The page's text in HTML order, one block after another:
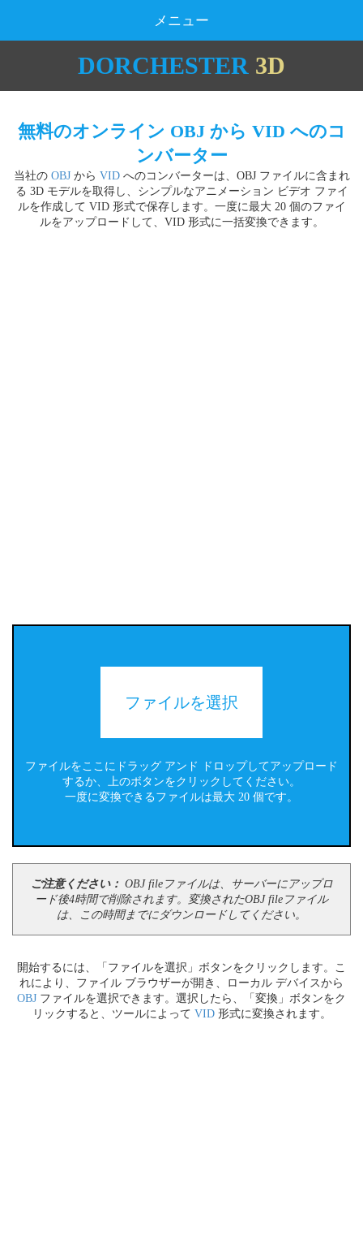
メニュー
DORCHESTER 3D
無料のオンライン OBJ から VID へのコ
ンバーター
当社の OBJから VIDへのコンバーターは、OBJ ファイルに含まれ
る 3D モデルを取得し、シンプルなアニメーション ビデオ ファイ
ルを作成して VID 形式で保存します。一度に最大 20 個のファイ
ルをアップロードして、VID 形式に一括変換できます。
ファイルを選択
ファイルをここにドラッグ アンド ドロップしてアップロード
するか、上のボタンをクリックしてください。
一度に変換できるファイルは最大 20 個です。
ご注意ください： OBJ fileファイルは、サーバーにアップロ
ード後4時間で削除されます。変換されたOBJ fileファイル
は、この時間までにダウンロードしてください。
開始するには、「ファイルを選択」ボタンをクリックします。こ
れにより、ファイル ブラウザーが開き、ローカル デバイスから
OBJ ファイルを選択できます。選択したら、「変換」ボタンをク
リックすると、ツールによって VID形式に変換されます。